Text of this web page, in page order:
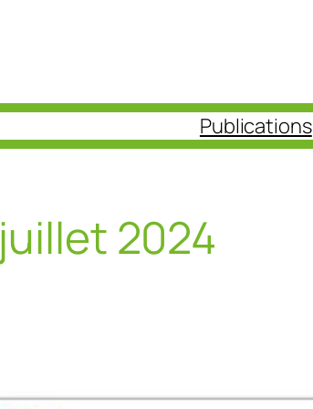
Publications
juillet 2024